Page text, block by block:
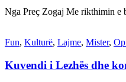
Nga Preç Zogaj Me rikthimin e
Fun, Kulturë, Lajme, Mister,
Kuvendi i Lezhës dhe